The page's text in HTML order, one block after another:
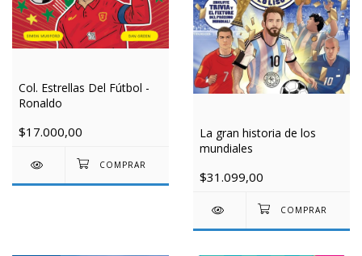
Col. Estrellas Del Fútbol -
Ronaldo
$17.000,00
La gran historia de los
mundiales
$31.099,00